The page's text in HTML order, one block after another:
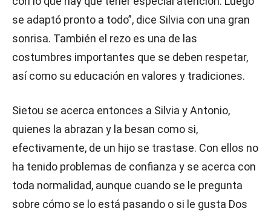
se adaptó pronto a todo”, dice Silvia con una gran
sonrisa. También el rezo es una de las
costumbres importantes que se deben respetar,
así como su educación en valores y tradiciones.
Sietou se acerca entonces a Silvia y Antonio,
quienes la abrazan y la besan como si,
efectivamente, de un hijo se trastase. Con ellos no
ha tenido problemas de confianza y se acerca con
toda normalidad, aunque cuando se le pregunta
sobre cómo se lo está pasando o si le gusta Dos